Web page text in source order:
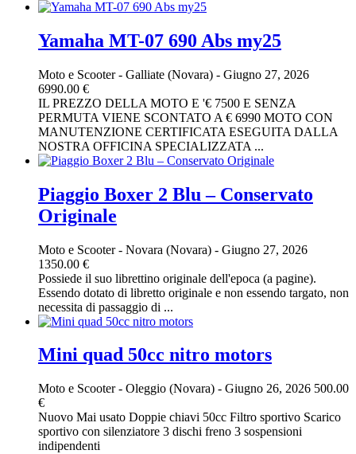
Yamaha MT-07 690 Abs my25
Moto e Scooter- Galliate (Novara) - Giugno 27, 2026
6990.00 €
IL PREZZO DELLA MOTO E '€ 7500 E SENZA
PERMUTA VIENE SCONTATO A € 6990 MOTO CON
MANUTENZIONE CERTIFICATA ESEGUITA DALLA
NOSTRA OFFICINA SPECIALIZZATA ...
Piaggio Boxer 2 Blu – Conservato
Originale
Moto e Scooter- Novara (Novara) - Giugno 27, 2026
1350.00 €
Possiede il suo librettino originale dell'epoca (a pagine).
Essendo dotato di libretto originale e non essendo targato, non
necessita di passaggio di ...
Mini quad 50cc nitro motors
Moto e Scooter- Oleggio (Novara) - Giugno 26, 2026 500.00
€
Nuovo Mai usato Doppie chiavi 50cc Filtro sportivo Scarico
sportivo con silenziatore 3 dischi freno 3 sospensioni
indipendenti